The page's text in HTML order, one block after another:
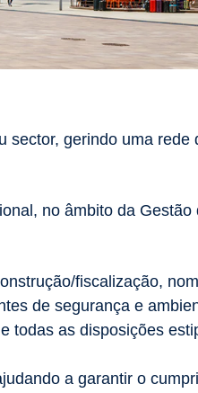
sector, gerindo uma rede
no âmbito da Gestão
fiscalização,
de segurança e
todas as disposições
a garantir o